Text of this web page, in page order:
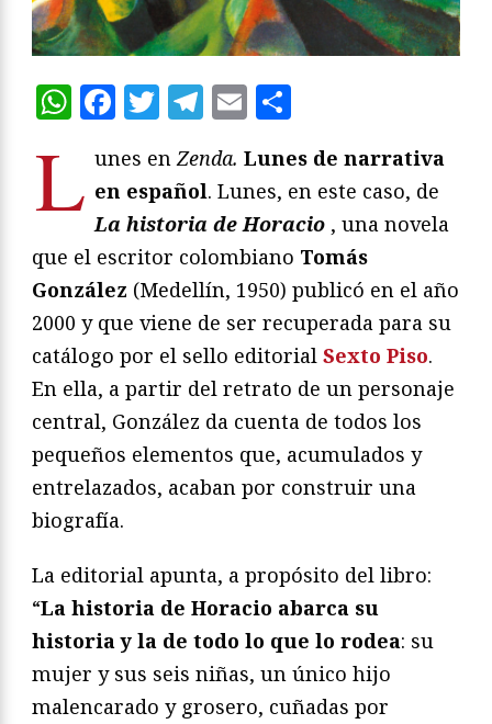
WhatsApp
Facebook
Twitter
Telegram
Email
L unes enZenda. Lunes de narrativa
en español. Lunes, en este caso, de
La historia de Horacio , una novela
que el escritor colombiano Tomás
González (Medellín, 1950) publicó en el año
2000 y que viene de ser recuperada para su
catálogo por el sello editorial Sexto Piso.
En ella, a partir del retrato de un personaje
central, González da cuenta de todos los
pequeños elementos que, acumulados y
entrelazados, acaban por construir una
biografía.
La editorial apunta, a propósito del libro:
“La historia de Horacio abarca su
historia y la de todo lo que lo rodea: su
mujer y sus seis niñas, un único hijo
malencarado y grosero, cuñadas por